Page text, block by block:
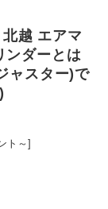
越 エアマ
ダーとは
ャスター)で
ト～]